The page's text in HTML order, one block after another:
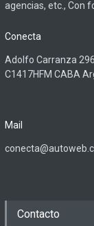
agencias, etc., Con
Conecta
Adolfo Carranza
C1417HFM CABA
Mail
Contacto